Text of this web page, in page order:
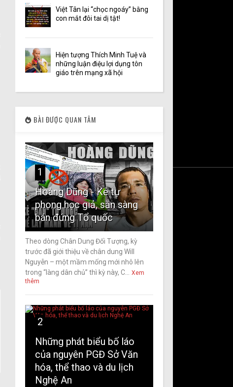
Việt Tân lại “chọc ngoáy” bằng
con mắt đôi tai dị tật!
Hiện tượng Thích Minh Tuệ và
những luận điệu lợi dụng tôn
giáo trên mạng xã hội
BÀI ĐƯỢC QUAN TÂM
1
Hoàng Dũng - Kẻ tự
phong học giả, sẵn sàng
bán đứng Tổ quốc
Theo dòng Chân Dung Đối Tượng, kỳ
trước đã giới thiệu về chân dung Will
Nguyễn – một mầm mống mới nhô lên
trong “làng dân chủ” thì kỳ này, C...
Xem
thêm
2
Những phát biểu bố láo
của nguyên PGĐ Sở Văn
hóa, thể thao và du lịch
Nghệ An